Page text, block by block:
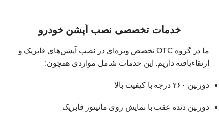
خدمات تخصصی نصب آپشن خودرو
ما در گروه OTC تخصص ویژه‌ای در نصب آپشن‌های فابریک و
ارتقاءیافته داریم. این خدمات شامل مواردی همچون:
دوربین ۳۶۰ درجه با کیفیت بالا
دوربین دنده عقب با نمایش روی مانیتور فابریک